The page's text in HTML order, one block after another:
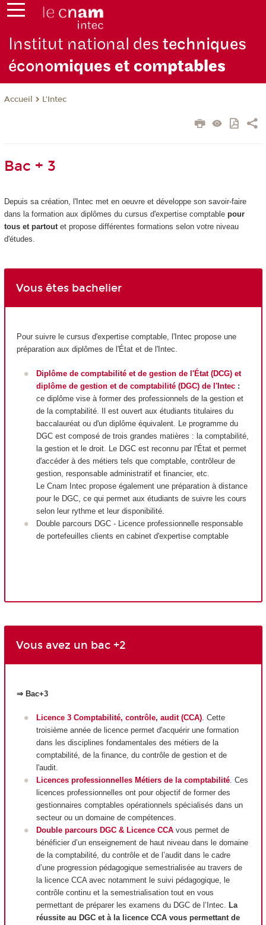
Institut national destechniques
économiques et comptables
Accueil L'Intec
Bac + 3
Depuis sa création, l'Intec met en oeuvre et développe son savoir-faire
dans la formation aux diplômes du cursus d'expertise comptable pour
tous et partoutet propose différentes formations selon votre niveau
d'études.
Vous êtes bachelier
Pour suivre le cursus d'expertise comptable, l'Intec propose une
préparation aux diplômes de l'État et de l'Intec.
Diplôme de comptabilité et de gestion de l'État (DCG) et
diplôme de gestion et de comptabilité (DGC) de l'Intec:
ce diplôme vise à former des professionnels de la gestion et
de la comptabilité. Il est ouvert aux étudiants titulaires du
baccalauréat ou d'un diplôme équivalent. Le programme du
DGC est composé de trois grandes matières : la comptabilité,
la gestion et le droit. Le DGC est reconnu par l'État et permet
d'accéder à des métiers tels que comptable, contrôleur de
gestion, responsable administratif et financier, etc.
Le Cnam Intec propose également une préparation à distance
pour le DGC, ce qui permet aux étudiants de suivre les cours
selon leur rythme et leur disponibilité.
Double parcours DGC - Licence professionnelle responsable
de portefeuilles clients en cabinet d'expertise comptable
Vous avez un bac +2
⇒ Bac+3
Licence 3 Comptabilité, contrôle, audit (CCA). Cette
troisième année de licence permet d'acquérir une formation
dans les disciplines fondamentales des métiers de la
comptabilité, de la finance, du contrôle de gestion et de
l'audit.
Licences professionnelles Métiers de la comptabilité. Ces
licences professionnelles ont pour objectif de former des
gestionnaires comptables opérationnels spécialisés dans un
secteur ou un domaine de compétences.
Double parcours DGC & Licence CCA vous permet de
bénéficier d’un enseignement de haut niveau dans le domaine
de la comptabilité, du contrôle et de l’audit dans le cadre
d’une progression pédagogique semestrialisée au travers de
la licence CCA avec notamment le suivi pédagogique, le
contrôle continu et la semestrialisation tout en vous
permettant de préparer les examens du DGC de l’Intec. La
réussite au DGC et à la licence CCA vous permettant de